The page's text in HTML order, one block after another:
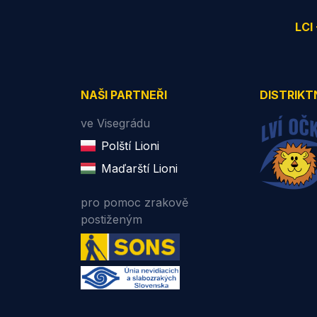
LCI
NAŠI PARTNEŘI
ve Visegrádu
Polští Lioni
Maďarští Lioni
pro pomoc zrakově
postiženým